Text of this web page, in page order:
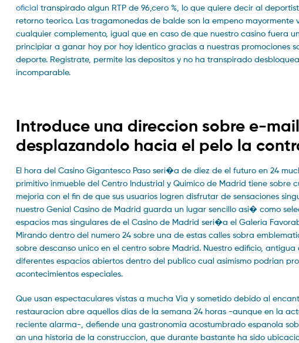
oficial transpirado algun RTP de 96,cero %, lo que quiere decir al
retorno teorico. Las tragamonedas de balde son la empeno
cualquier complemento, igual que en caso de que nuestro casino
principiar a ganar hoy por hoy identico gracias a nuestras promociones
deporte. Registrate, permite las depositos y no ha transpirado
incomparable.
Introduce una direccion sobre e-
desplazandolo hacia el pelo la
El hora del Casino Gigantesco Paso seri�a de diez de el futuro en 24
primitivo inmueble del Centro Industrial y Quimico de Madrid tiene
mejoria con el fin de que sus usuarios logren disfrutar de sensaciones
nuestro Genial Casino de Madrid guarda un lugar sencillo asi� como
espacios mas singulares de el Casino de Madrid seri�a el Galeria
Mirando dentro del numero 24 sobre una de estas calles sobra
sobre descanso unico en el centro sobre Madrid. Nuestro edificio,
diferentes espacios abiertos dentro del publico cual asimismo podrian
acontecimientos especiales.
Que usan espectaculares vistas a mucha Via y sometido debido al
restauracion abre aquellos dias de la semana 24 horas -aunque en la
reciente alarma-, defiende una gastronomia acostumbrado espanola
an una historia de la construccion, que durante bastante ha sido